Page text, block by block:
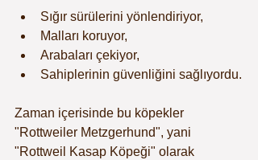
Sığır sürülerini yönlendiriyor,
Malları koruyor,
Arabaları çekiyor,
Sahiplerinin güvenliğini sağlıyordu.
Zaman içerisinde bu köpekler
"Rottweiler Metzgerhund", yani
"Rottweil Kasap Köpeği" olarak